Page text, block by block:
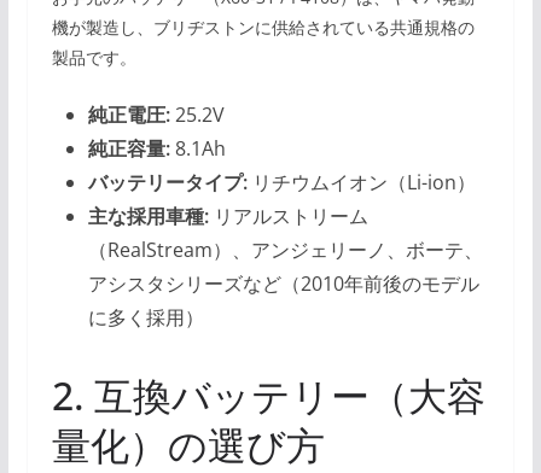
機が製造し、ブリヂストンに供給されている共通規格の
製品です。
純正電圧:25.2V
純正容量:8.1Ah
バッテリータイプ:リチウムイオン（Li-ion）
主な採用車種:リアルストリーム
（RealStream）、アンジェリーノ、ボーテ、
アシスタシリーズなど（2010年前後のモデル
に多く採用）
2. 互換バッテリー（大容
量化）の選び方